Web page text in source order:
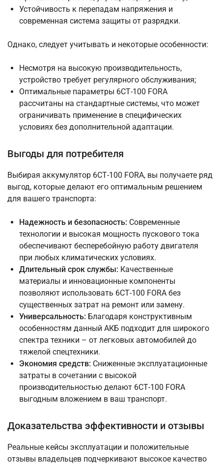
Устойчивость к перепадам напряжения и
современная система защиты от разрядки.
Однако, следует учитывать и некоторые особенности:
Несмотря на высокую производительность,
устройство требует регулярного обслуживания;
Оптимальные параметры 6СТ-100 FORA
рассчитаны на стандартные системы, что может
ограничивать применение в специфических
условиях без дополнительной адаптации.
Выгоды для потребителя
Выбирая аккумулятор 6СТ-100 FORA, вы получаете ряд
выгод, которые делают его оптимальным решением
для вашего транспорта:
Надежность и безопасность: Современные
технологии и высокая мощность пускового тока
обеспечивают бесперебойную работу двигателя
при любых климатических условиях.
Длительный срок службы: Качественные
материалы и инновационные компоненты
позволяют использовать 6СТ-100 FORA без
существенных затрат на ремонт или замену.
Универсальность: Благодаря конструктивным
особенностям данный АКБ подходит для широкого
спектра техники – от легковых автомобилей до
тяжелой спецтехники.
Экономия средств: Сниженные эксплуатационные
затраты в сочетании с высокой
производительностью делают 6СТ-100 FORA
выгодным вложением в ваш транспорт.
Доказательства эффективности и отзывы
Реальные кейсы эксплуатации и положительные
отзывы владельцев подчеркивают высокое качество